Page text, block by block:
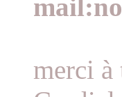
merci à